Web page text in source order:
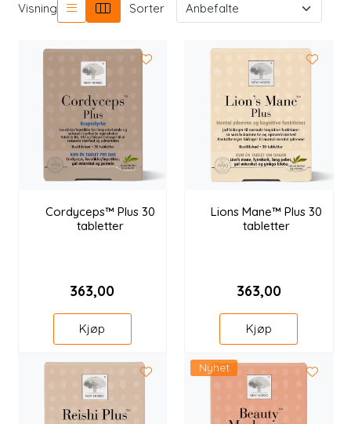
Visning Sorter
Cordyceps™ Plus 30
tabletter
363,00
Kjøp
Lions Mane™ Plus 30
tabletter
363,00
Kjøp
Nyhet
Legemidler